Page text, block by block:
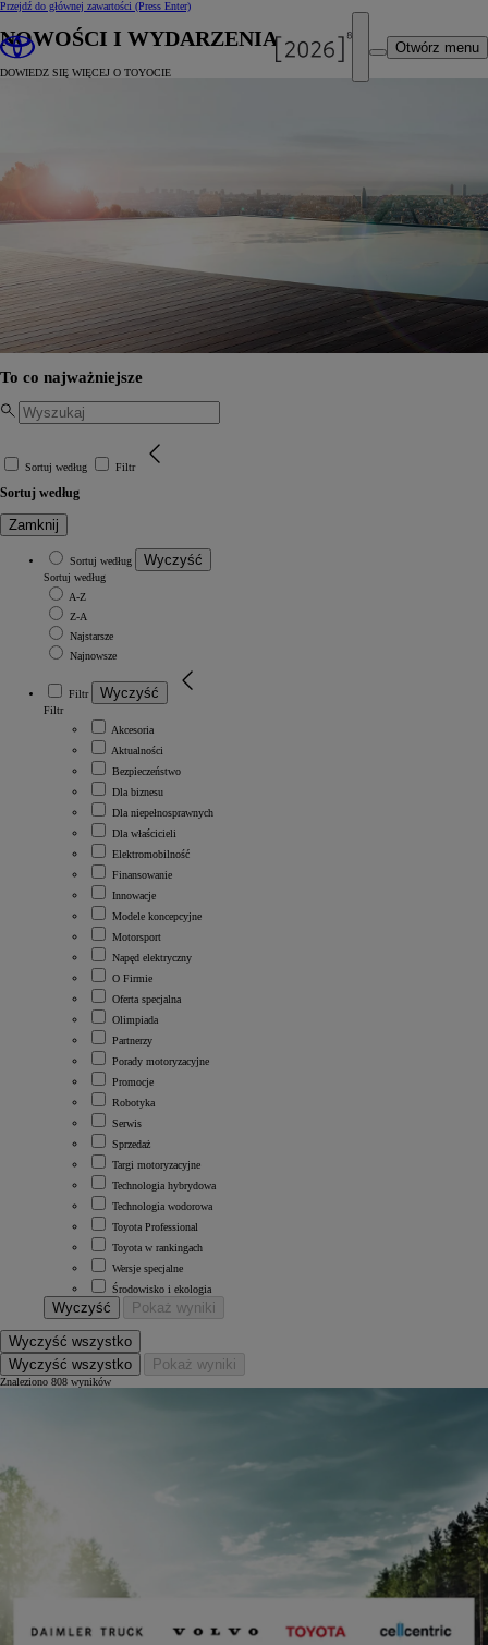
Przejdź do głównej zawartości (Press Enter)
Otwórz menu
NOWOŚCI I WYDARZENIA
DOWIEDZ SIĘ WIĘCEJ O TOYOCIE
To co najważniejsze
Sortuj według Filtr
Sortuj według
Zamknij
Sortuj według Wyczyść
Sortuj według
A-Z
Z-A
Najstarsze
Najnowsze
Filtr Wyczyść
Filtr
Akcesoria
Aktualności
Bezpieczeństwo
Dla biznesu
Dla niepełnosprawnych
Dla właścicieli
Elektromobilność
Finansowanie
Innowacje
Modele koncepcyjne
Motorsport
Napęd elektryczny
O Firmie
Oferta specjalna
Olimpiada
Partnerzy
Porady motoryzacyjne
Promocje
Robotyka
Serwis
Sprzedaż
Targi motoryzacyjne
Technologia hybrydowa
Technologia wodorowa
Toyota Professional
Toyota w rankingach
Wersje specjalne
Środowisko i ekologia
Wyczyść Pokaż wyniki
Wyczyść wszystko
Wyczyść wszystko
Pokaż wyniki
Znaleziono 808 wyników